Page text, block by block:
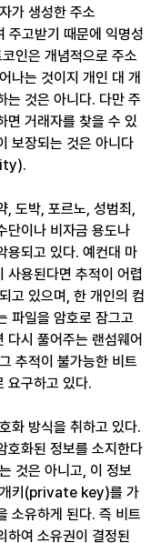
가 생성한 주소
고받기 때문에 익명성
인은 개념적으로 주소
나는 것이지 개인 대 개
는 것은 아니다. 다만 주
면 거래자를 찾을 수 있
보장되는 것은 아니다
, 도박, 포르노, 성범죄,
단이나 비자금 용도나
용되고 있다. 예컨대 마
사용된다면 추적이 어렵
고 있으며, 한 개인의 컴
파일을 암호로 잠그고
다시 풀어주는 랜섬웨어
추적이 불가능한 비트
요구하고 있다.
화 방식을 취하고 있다.
호화된 정보를 소지한다
것은 아니고, 이 정보
개키(private key)를 가
소유하게 된다. 즉 비트
하여 소유권이 결정된